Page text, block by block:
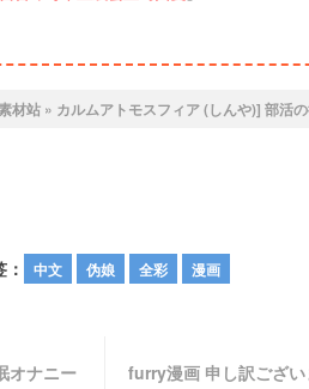
材站» カルムアトモスフィア (しんや)] 部活
中文 伪娘 全彩 漫画
オナニー
furry漫画 申し訳ござ